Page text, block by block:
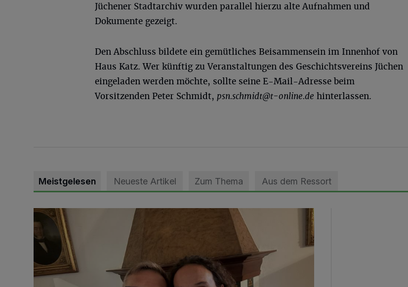
Jüchener Stadtarchiv wurden parallel hierzu alte Aufnahmen und
Dokumente gezeigt.
Den Abschluss bildete ein gemütliches Beisammensein im Innenhof von
Haus Katz. Wer künftig zu Veranstaltungen des Geschichtsvereins Jüchen
eingeladen werden möchte, sollte seine E-Mail-Adresse beim
Vorsitzenden Peter Schmidt, psn.schmidt@t-online.de hinterlassen.
Meistgelesen Neueste Artikel Zum Thema Aus dem Ressort
„Loss dir nix jefalle“ in 7 Tage 1 Song